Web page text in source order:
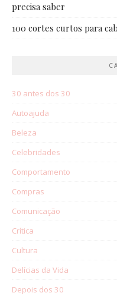
precisa saber
100 cortes curtos para
30 antes dos 30
Autoajuda
Beleza
Celebridades
Comportamento
Compras
Comunicação
Crítica
Cultura
Delícias da Vida
Depois dos 30